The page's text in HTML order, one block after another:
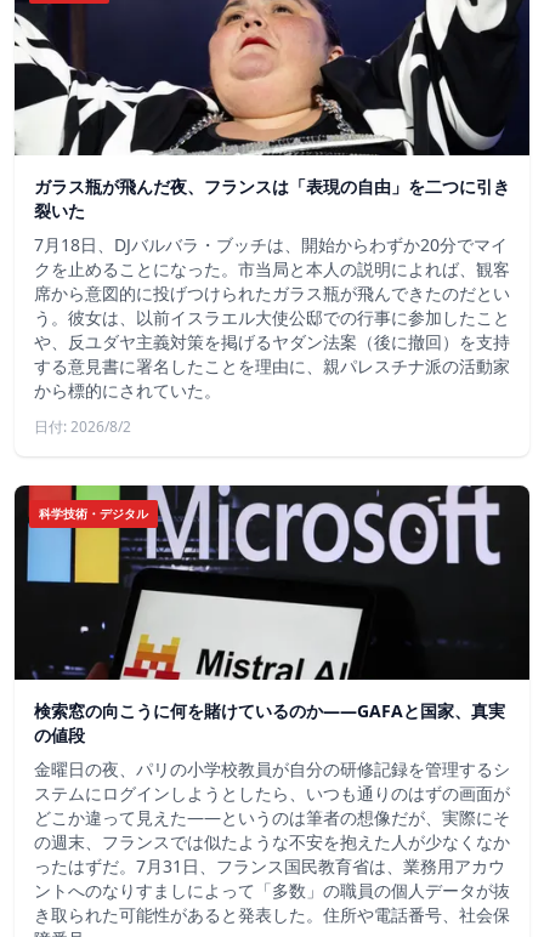
ガラス瓶が飛んだ夜、フランスは「表現の自由」を二つに引き
裂いた
7月18日、DJバルバラ・ブッチは、開始からわずか20分でマイ
クを止めることになった。市当局と本人の説明によれば、観客
席から意図的に投げつけられたガラス瓶が飛んできたのだとい
う。彼女は、以前イスラエル大使公邸での行事に参加したこと
や、反ユダヤ主義対策を掲げるヤダン法案（後に撤回）を支持
する意見書に署名したことを理由に、親パレスチナ派の活動家
から標的にされていた。
日付: 2026/8/2
科学技術・デジタル
検索窓の向こうに何を賭けているのか——GAFAと国家、真実
の値段
金曜日の夜、パリの小学校教員が自分の研修記録を管理するシ
ステムにログインしようとしたら、いつも通りのはずの画面が
どこか違って見えた——というのは筆者の想像だが、実際にそ
の週末、フランスでは似たような不安を抱えた人が少なくなか
ったはずだ。7月31日、フランス国民教育省は、業務用アカウ
ントへのなりすましによって「多数」の職員の個人データが抜
き取られた可能性があると発表した。住所や電話番号、社会保